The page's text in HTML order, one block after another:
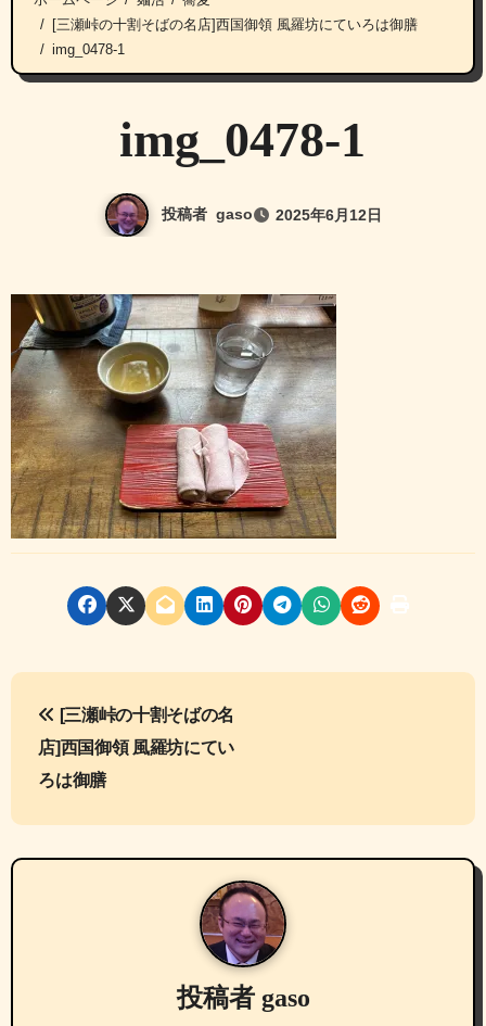
[三瀬峠の十割そばの名店]西国御領 風羅坊にていろは御膳
img_0478-1
img_0478-1
投稿者 gaso 2025年6月12日
投
稿
ナ
ビ
ゲ
[三瀬峠の十割そばの名
店]西国御領 風羅坊にてい
ろは御膳
投稿者 gaso